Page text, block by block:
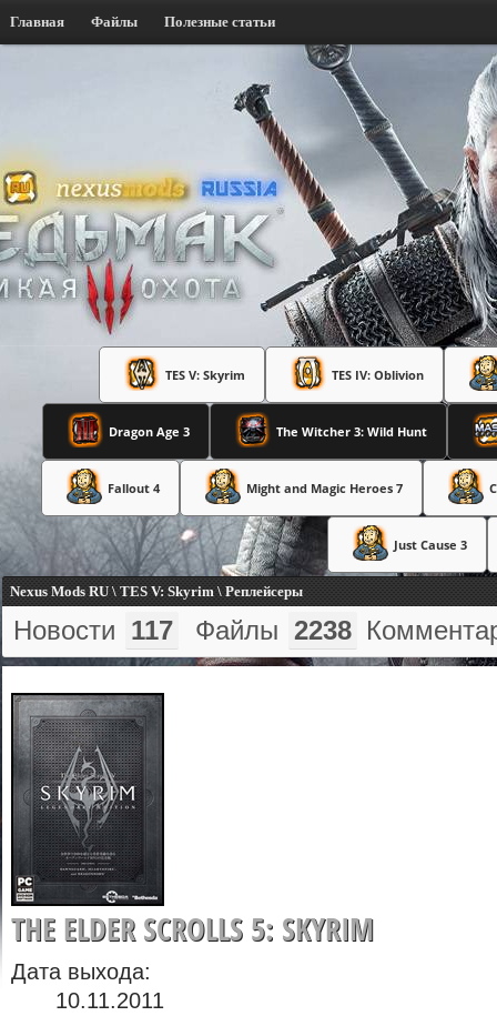
Главная Файлы Полезные статьи
TES V: Skyrim TES IV: Oblivion
Dragon Age 3 The Witcher 3: Wild Hunt
Fallout 4 Might and Magic Heroes 7
Just Cause 3
Nexus Mods RU \ TES V: Skyrim \ Реплейсеры
Новости 117 Файлы 2238
THE ELDER SCROLLS 5: SKYRIM
Дата выхода:
10.11.2011